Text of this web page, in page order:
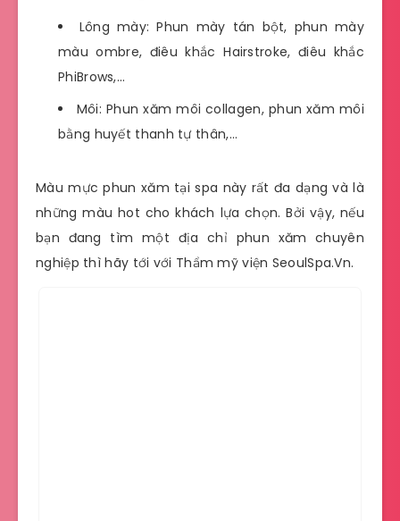
Lông mày: Phun mày tán bột, phun mày
màu ombre, điêu khắc Hairstroke, điêu khắc
PhiBrows,…
Môi: Phun xăm môi collagen, phun xăm môi
bằng huyết thanh tự thân,…
Màu mực phun xăm tại spa này rất đa dạng và là
những màu hot cho khách lựa chọn. Bởi vậy, nếu
bạn đang tìm một địa chỉ phun xăm chuyên
nghiệp thì hãy tới với Thẩm mỹ viện SeoulSpa.Vn.